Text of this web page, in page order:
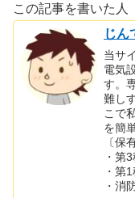
この記事を書いた人
じん
当サ
電気
す。
難し
こで
を簡
〔保
・第
・第
・消